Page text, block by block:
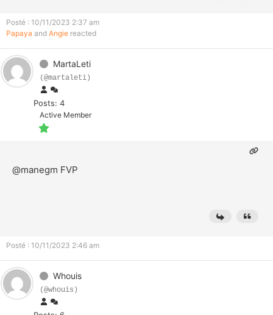
Posté : 10/11/2023 2:37 am
Papaya and Angie reacted
MartaLeti
(@martaleti)
Posts: 4
Active Member
@manegm FVP
Posté : 10/11/2023 2:46 am
Whouis
(@whouis)